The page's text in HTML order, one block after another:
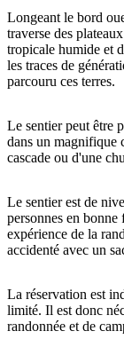
Sign
Longeant le bord
traverse des
tropicale humide et
les traces de
parcouru ces terres.
Le sentier peut être
dans un magnifique
cascade ou d'une
Le sentier est de
personnes en
expérience de la
accidenté avec un
La réservation est
limité. Il est donc
randonnée et de